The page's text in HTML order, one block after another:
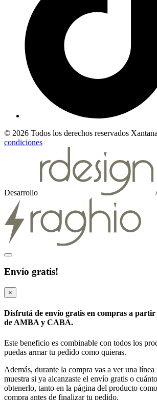
© 2026 Todos los derechos reservados
condiciones
Desarrollo /
Envío gratis!
×
Disfrutá de envío gratis en compras a partir
de AMBA y CABA.
Este beneficio es combinable con todos los
puedas armar tu pedido como quieras.
Además, durante la compra vas a ver una
muestra si ya alcanzaste el envío gratis o
obtenerlo, tanto en la página del producto
compra antes de finalizar tu pedido.